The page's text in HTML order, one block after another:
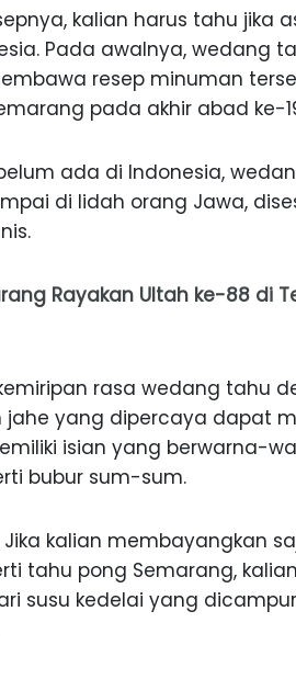
kalian harus tahu jika
Pada awalnya, wedang
resep minuman
pada akhir abad ke-
ada di Indonesia,
di lidah orang Jawa,
Rayakan Ultah ke-88 di
rasa wedang tahu
jahe yang dipercaya dapat
isian yang berwarna-
bubur sum-sum.
kalian membayangkan
tahu pong Semarang,
susu kedelai yang
NATAL
JAGA